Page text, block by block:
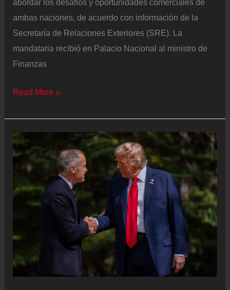
abordar los desafíos y oportunidades comerciales de
ambas naciones, de acuerdo con información de la
Secretaría de Relaciones Exteriores (SRE). La
mandataria recibió en Palacio Nacional al ministro de
Finanzas
México
Canadá
se
reúnen
este
martes
con
Estados
Read More »